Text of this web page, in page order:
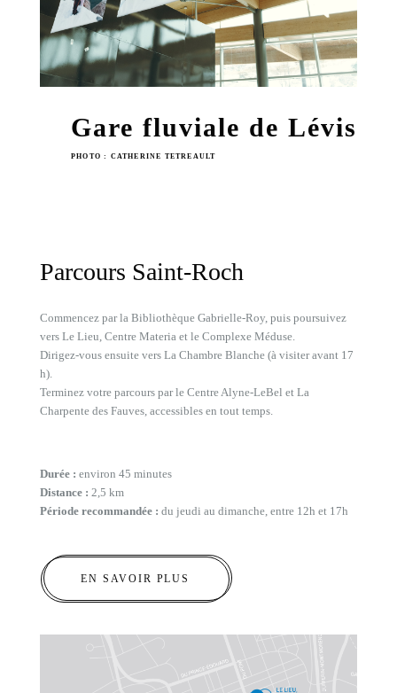
Gare fluviale de Lévis
PHOTO : CATHERINE TETREAULT
Parcours Saint-Roch
Commencez par la Bibliothèque Gabrielle-Roy, puis poursuivez
vers Le Lieu, Centre Materia et le Complexe Méduse.
Dirigez-vous ensuite vers La Chambre Blanche (à visiter avant 17
h).
Terminez votre parcours par le Centre Alyne-LeBel et La
Charpente des Fauves, accessibles en tout temps.
Durée : environ 45 minutes
Distance : 2,5 km
Période recommandée : du jeudi au dimanche, entre 12h et 17h
EN SAVOIR PLUS